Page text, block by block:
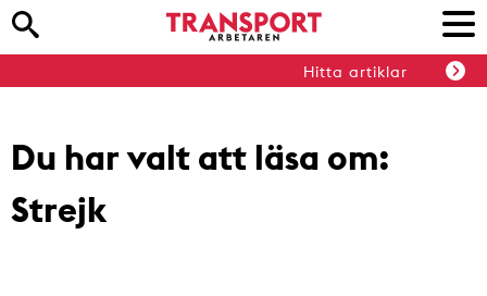
Hitta artiklar
Du har valt att läsa om:
Strejk